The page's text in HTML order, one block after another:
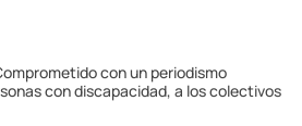
con un periodismo
con discapacidad, a los colectivos